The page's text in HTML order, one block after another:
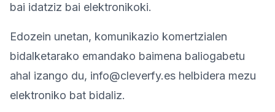
bai idatziz bai elektronikoki.
Edozein unetan, komunikazio komertzialen
bidalketarako emandako baimena baliogabetu
ahal izango du, info@cleverfy.es helbidera mezu
elektroniko bat bidaliz.